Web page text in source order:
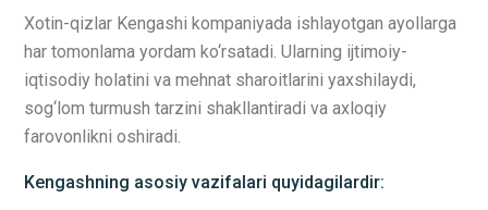
Xotin-qizlar Kengashi kompaniyada ishlayotgan ayollarga
har tomonlama yordam ko‘rsatadi. Ularning ijtimoiy-
iqtisodiy holatini va mehnat sharoitlarini yaxshilaydi,
sog‘lom turmush tarzini shakllantiradi va axloqiy
farovonlikni oshiradi.
Kengashning asosiy vazifalari quyidagilardir: